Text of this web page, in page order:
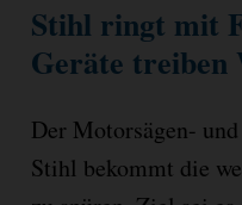
Stihl ringt mit
Geräte treiben
Der Motorsägen-
Stihl bekommt die